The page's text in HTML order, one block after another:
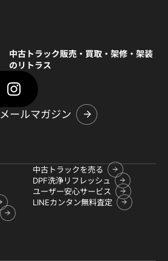
中古トラック販売・買取・架修・架装
のリトラス
メールマガジン
中古トラックを売る
DPF洗浄リフレッシュ
ユーザー安心サービス
LINEカンタン無料査定